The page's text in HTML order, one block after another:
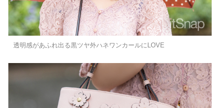
透明感があふれ出る黒ツヤ外ハネワンカールにLOVE